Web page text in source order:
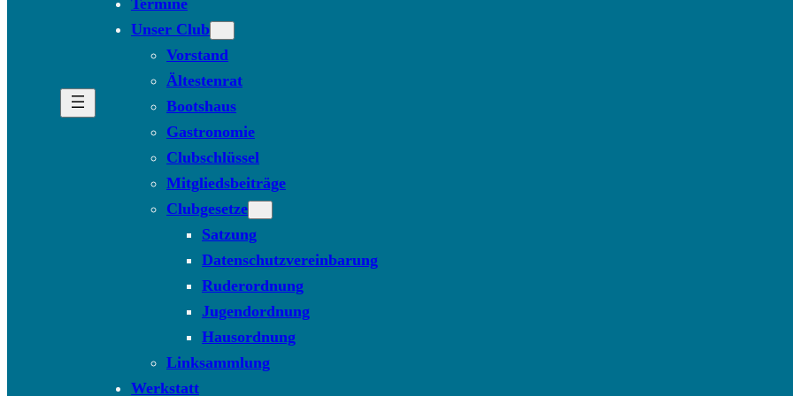
Unser Club
Vorstand
Ältestenrat
Bootshaus
Gastronomie
Clubschlüssel
Mitgliedsbeiträge
Clubgesetze
Satzung
Datenschutzvereinbarung
Ruderordnung
Jugendordnung
Hausordnung
Linksammlung
Werkstatt